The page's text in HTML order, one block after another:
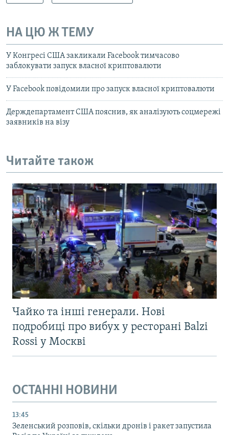
НА ЦЮ Ж ТЕМУ
У Конгресі США закликали Facebook тимчасово
заблокувати запуск власної криптовалюти
У Facebook повідомили про запуск власної криптовалюти
Держдепартамент США пояснив, як аналізують соцмережі
заявників на візу
Читайте також
Чайко та інші генерали. Нові
подробиці про вибух у ресторані Balzi
Rossi у Москві
ОСТАННІ НОВИНИ
13:45
Зеленський розповів, скільки дронів і ракет запустила